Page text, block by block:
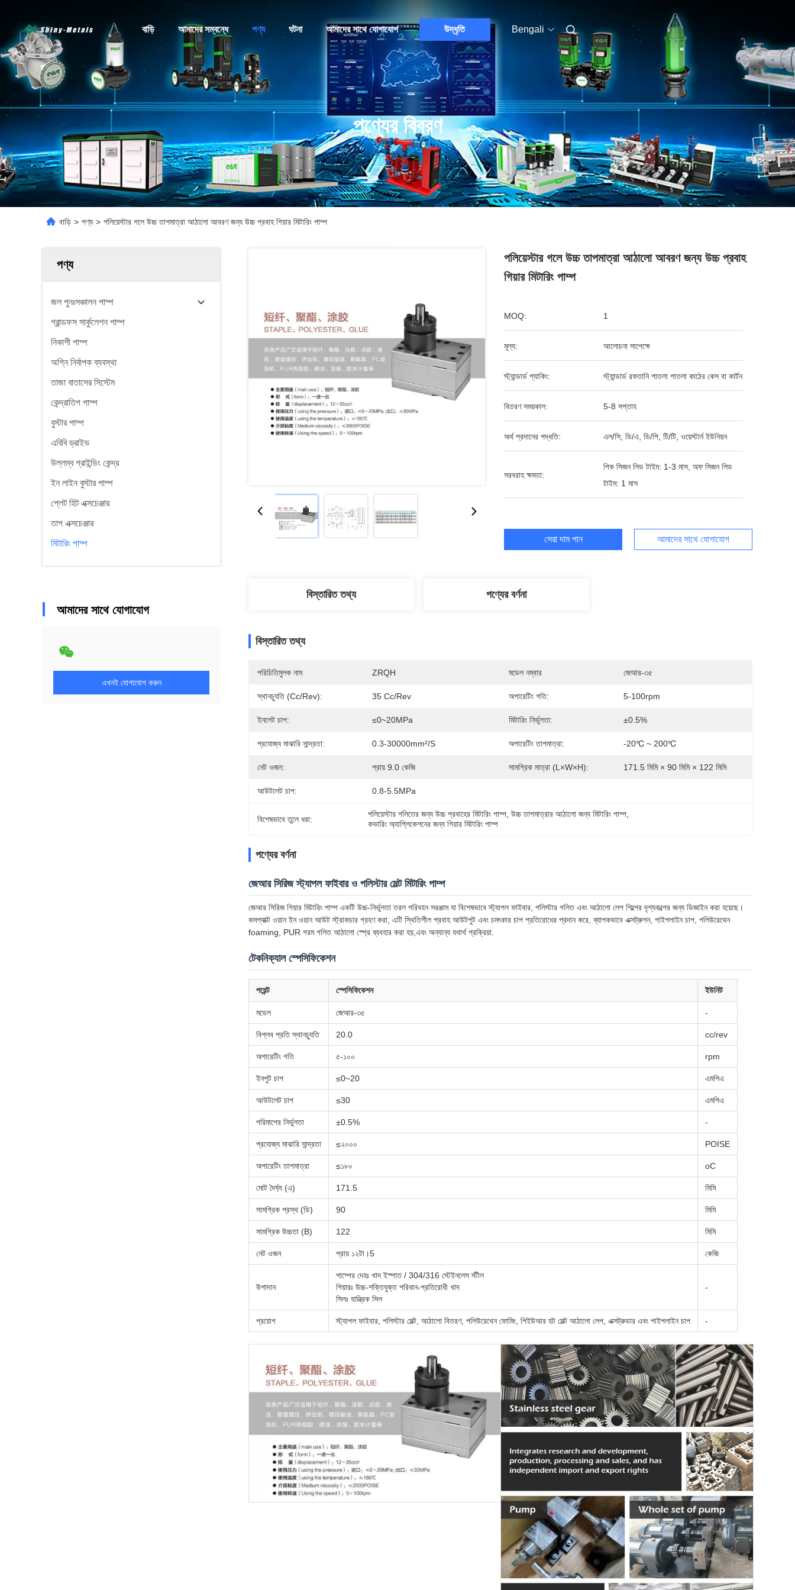
বাড়ি আমাদের সম্বন্ধে পণ্য ঘটনা আমাদের সাথে যোগাযোগ উদ্ধৃতি Bengali
পণ্যের বিবরণ
বাড়ি > পণ্য > পলিয়েস্টার গলে উচ্চ তাপমাত্রা আঠালো আবরণ জন্য উচ্চ প্রবাহ গিয়ার মিটারিং পাম্প
পণ্য
জল পুনঃসঞ্চালন পাম্প
গ্রান্ডফস সার্কুলেশন পাম্প
নিকাশী পাম্প
অগ্নি নির্বাপক ব্যবস্থা
তাজা বাতাসের সিস্টেম
কেন্দ্রাতিগ পাম্প
বুস্টার পাম্প
এবিবি ড্রাইভ
উল্লম্ব গ্রাইন্ডিং কেন্দ্র
ইন লাইন বুস্টার পাম্প
প্লেট হিট এক্সচেঞ্জার
তাপ এক্সচেঞ্জার
মিটারিং পাম্প
আমাদের সাথে যোগাযোগ
এখনই যোগাযোগ করুন
পলিয়েস্টার গলে উচ্চ তাপমাত্রা আঠালো আবরণ জন্য উচ্চ প্রবাহ
গিয়ার মিটারিং পাম্প
MOQ: 1
মূল্য: আলোচনা সাপেক্ষে
স্ট্যান্ডার্ড প্যাকিং: স্ট্যান্ডার্ড রফতানি পাতলা পাতলা কাঠের কেস বা কার্টন
বিতরণ সময়কাল: 5-8 সপ্তাহ
অর্থ প্রদানের পদ্ধতি: এল/সি, ডি/এ, ডি/পি, টি/টি, ওয়েস্টার্ন ইউনিয়ন
সরবরাহ ক্ষমতা:
পিক সিজন লিড টাইম: 1-3 মাস, অফ সিজন লিড
টাইম: 1 মাস
সেরা দাম পান আমাদের সাথে যোগাযোগ
বিস্তারিত তথ্য পণ্যের বর্ণনা
বিস্তারিত তথ্য
পরিচিতিমুলক নাম ZRQH মডেল নম্বার জেআর-৩৫
স্থানচ্যুতি (Cc/Rev): 35 Cc/Rev অপারেটিং গতি: 5-100rpm
ইনলেট চাপ: ≤0~20MPa মিটারিং নির্ভুলতা: ±0.5%
প্রযোজ্য মাঝারি সান্দ্রতা: 0.3-30000mm²/S অপারেটিং তাপমাত্রা: -20℃ ~ 200℃
নেট ওজন: প্রায় 9.0 কেজি সামগ্রিক মাত্রা (L×W×H): 171.5 মিমি × 90 মিমি × 122 মিমি
আউটলেট চাপ: 0.8-5.5MPa
বিশেষভাবে তুলে ধরা:
পলিয়েস্টার গলিতের জন্য উচ্চ প্রবাহের মিটারিং পাম্প , উচ্চ তাপমাত্রার আঠালো জন্য মিটারিং পাম্প
কভারিং অ্যাপ্লিকেশনের জন্য গিয়ার মিটারিং পাম্প
পণ্যের বর্ণনা
জেআর সিরিজ স্ট্যাপল ফাইবার ও পলিস্টার মেল্ট মিটারিং পাম্প
জেআর সিরিজ গিয়ার মিটারিং পাম্প একটি উচ্চ-নির্ভুলতা তরল পরিবহন সরঞ্জাম যা বিশেষভাবে স্ট্যাপল ফাইবার, পলিস্টার গলিত এবং আঠালো লেপ শিল্পের দৃশ্যকল্পের জন্য ডিজাইন করা হয়েছে।
কমপ্যাক্ট ওয়ান ইন ওয়ান আউট স্ট্রাকচার গ্রহণ করা, এটি স্থিতিশীল প্রবাহ আউটপুট এবং চমৎকার চাপ প্রতিরোধের প্রদান করে, ব্যাপকভাবে এক্সট্রুশন, পাইপলাইন চাপ, পলিউরেথেন
foaming, PUR গরম গলিত আঠালো স্প্রে ব্যবহার করা হয়,এবং অন্যান্য যথার্থ প্রক্রিয়া.
টেকনিক্যাল স্পেসিফিকেশন
পয়েন্ট স্পেসিফিকেশন ইউনিট
মডেল জেআর-৩৫ -
বিপ্লব প্রতি স্থানচ্যুতি 20.0 cc/rev
অপারেটিং গতি ৫-১০০ rpm
ইনপুট চাপ ≤0~20 এমপিএ
আউটলেট চাপ ≤30 এমপিএ
পরিমাপের নির্ভুলতা ±0.5% -
প্রযোজ্য মাঝারি সান্দ্রতা ≤২০০০ POISE
অপারেটিং তাপমাত্রা ≤১৮০ oC
মোট দৈর্ঘ্য (এ) 171.5 মিমি
সামগ্রিক প্রস্থ (ডি) 90 মিমি
সামগ্রিক উচ্চতা (B) 122 মিমি
নেট ওজন প্রায় ১২টা।5 কেজি
উপাদান
পাম্পের দেহঃ খাদ ইস্পাত / 304/316 স্টেইনলেস স্টীল
গিয়ারঃ উচ্চ-শক্তিযুক্ত পরিধান-প্রতিরোধী খাদ
সিলঃ যান্ত্রিক সিল
-
প্রয়োগ স্ট্যাপল ফাইবার, পলিস্টার মেল্ট, আঠালো বিতরণ, পলিউরেথেন ফোমিং, পিইউআর হট মেল্ট আঠালো লেপ, এক্সট্রুডার এবং পাইপলাইন চাপ -